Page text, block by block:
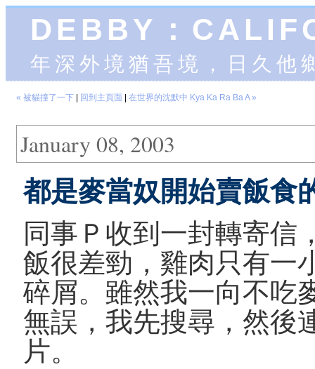
DEBBY：
年深外境猶吾境，日久
« 被貓撞了一下 回到主頁面 在世界的沈默中 Kya Ka Ra Ba A »
January 08, 2003
都是麥當奴開始賣飯食
同事Ｐ收到一封轉寄信
飯很差勁，雞肉只有一
碎屑。雖然我一向不吃
無誤，我先搜尋，然後
片。